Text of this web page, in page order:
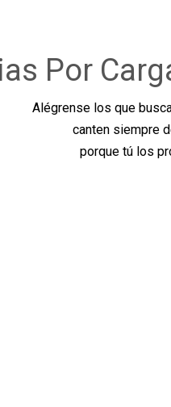
Por
Alégrense los que
canten siempre
porque tú los